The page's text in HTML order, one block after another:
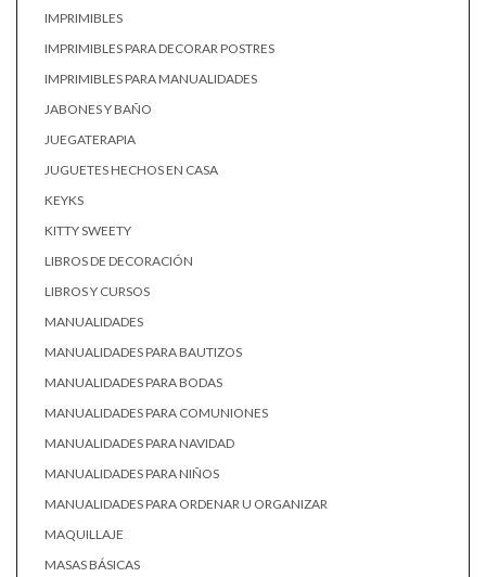
IMPRIMIBLES
IMPRIMIBLES PARA DECORAR POSTRES
IMPRIMIBLES PARA MANUALIDADES
JABONES Y BAÑO
JUEGATERAPIA
JUGUETES HECHOS EN CASA
KEYKS
KITTY SWEETY
LIBROS DE DECORACIÓN
LIBROS Y CURSOS
MANUALIDADES
MANUALIDADES PARA BAUTIZOS
MANUALIDADES PARA BODAS
MANUALIDADES PARA COMUNIONES
MANUALIDADES PARA NAVIDAD
MANUALIDADES PARA NIÑOS
MANUALIDADES PARA ORDENAR U ORGANIZAR
MAQUILLAJE
MASAS BÁSICAS